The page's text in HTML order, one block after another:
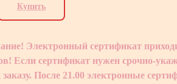
Купить
Электронный сертификат
Если сертификат нужен срочно-
После 21.00 электронные